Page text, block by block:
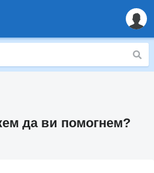
да ви помогнем?